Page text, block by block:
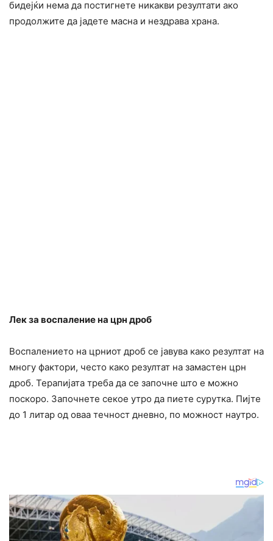
бидејќи нема да постигнете никакви резултати ако
продолжите да јадете масна и нездрава храна.
Лек за воспаление на црн дроб
Воспалението на црниот дроб се јавува како резултат на
многу фактори, често како резултат на замастен црн
дроб. Теpaпијата треба да се започне што е можно
поскоро. Започнете секое утро да пиете сурутка. Пијте
до 1 литар од оваа течност дневно, по можност наутро.